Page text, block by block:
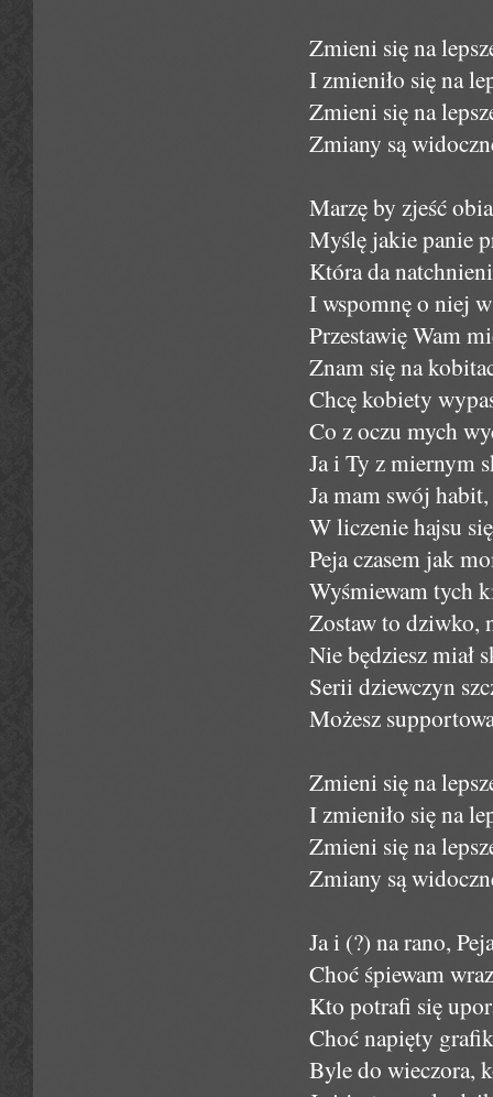
Zmieni się na
I zmieniło się na
Zmieni się na
Zmiany są
Marzę by zjeść
Myślę jakie panie
Która da
I wspomnę o niej
Przestawię Wam
Znam się na
Chcę kobiety
Co z oczu mych
Ja i Ty z miernym
Ja mam swój
W liczenie hajsu
Peja czasem jak
Wyśmiewam tych
Zostaw to dziwko,
Nie będziesz miał
Serii dziewczyn
Możesz
Zmieni się na
I zmieniło się na
Zmieni się na
Zmiany są
Ja i (?) na rano,
Choć śpiewam
Kto potrafi się
Choć napięty
Byle do wieczora,